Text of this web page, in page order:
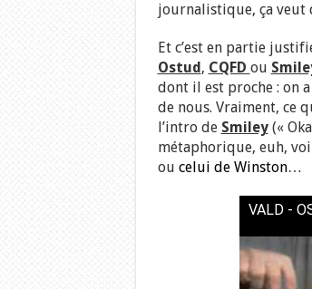
journalistique, ça veut
Et c’est en partie
Ostud , CQFD ou
dont il est proche : on
de nous. Vraiment, ce
l’intro de Smiley(«
métaphorique, euh,
ou celui de Winston…
VALD -